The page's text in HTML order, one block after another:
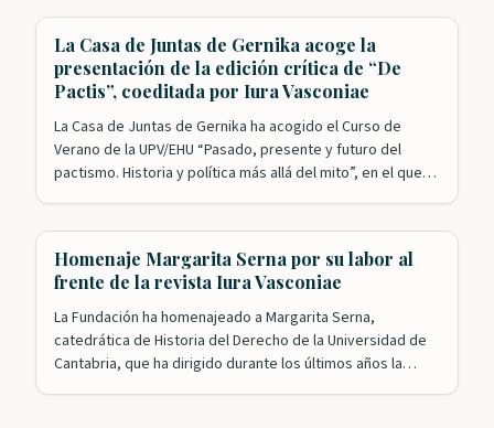
La Casa de Juntas de Gernika acoge la
presentación de la edición crítica de “De
Pactis”, coeditada por Iura Vasconiae
La Casa de Juntas de Gernika ha acogido el Curso de
Verano de la UPV/EHU “Pasado, presente y futuro del
pactismo. Historia y política más allá del mito”, en el que
Homenaje Margarita Serna por su labor al
frente de la revista Iura Vasconiae
La Fundación ha homenajeado a Margarita Serna,
catedrática de Historia del Derecho de la Universidad de
Cantabria, que ha dirigido durante los últimos años la